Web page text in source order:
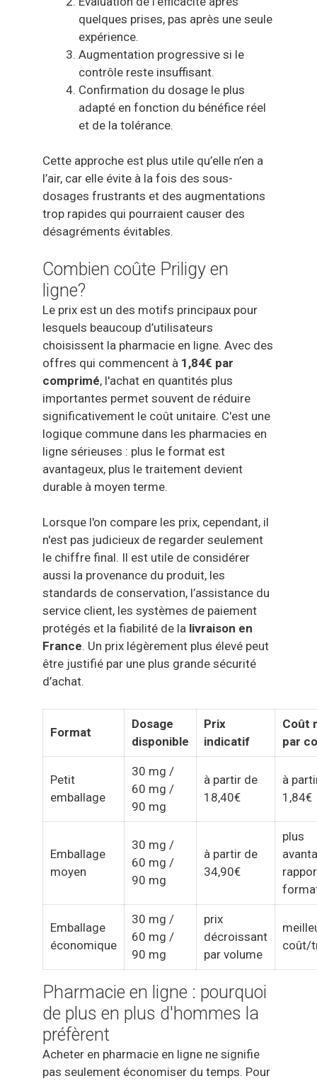
quelques prises, pas après une seule
expérience.
Augmentation progressive si le
contrôle reste insuffisant.
Confirmation du dosage le plus
adapté en fonction du bénéfice réel
et de la tolérance.
Cette approche est plus utile qu’elle n’en a
l’air, car elle évite à la fois des sous-
dosages frustrants et des augmentations
trop rapides qui pourraient causer des
désagréments évitables.
Combien coûte Priligy en
ligne?
Le prix est un des motifs principaux pour
lesquels beaucoup d’utilisateurs
choisissent la pharmacie en ligne. Avec des
offres qui commencent à 1,84€ par
comprimé, l'achat en quantités plus
importantes permet souvent de réduire
significativement le coût unitaire. C'est une
logique commune dans les pharmacies en
ligne sérieuses : plus le format est
avantageux, plus le traitement devient
durable à moyen terme.
Lorsque l'on compare les prix, cependant, il
n'est pas judicieux de regarder seulement
le chiffre final. Il est utile de considérer
aussi la provenance du produit, les
standards de conservation, l’assistance du
service client, les systèmes de paiement
protégés et la fiabilité de la livraison en
France. Un prix légèrement plus élevé peut
être justifié par une plus grande sécurité
d’achat.
Format
Dosage
disponible
Prix
indicatif
Coût
par
Petit
emballage
30 mg /
60 mg /
90 mg
à partir de
18,40€
à
1,84€
Emballage
moyen
30 mg /
60 mg /
90 mg
à partir de
34,90€
plus
Emballage
économique
30 mg /
60 mg /
90 mg
prix
décroissant
par volume
coût/
Pharmacie en ligne : pourquoi
de plus en plus d'hommes la
préfèrent
Acheter en pharmacie en ligne ne signifie
pas seulement économiser du temps. Pour